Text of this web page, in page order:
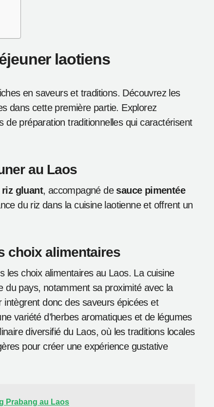
laotiens
en saveurs et traditions. Découvrez les
dans cette première partie. Explorez
préparation traditionnelles qui caractérisent
au Laos
riz gluant, accompagné de sauce pimentée
du riz dans la cuisine laotienne et offrent un
choix alimentaires
les choix alimentaires au Laos. La cuisine
du pays, notamment sa proximité avec la
donc des saveurs épicées et
variété d’herbes aromatiques et de légumes
diversifié du Laos, où les traditions locales
pour créer une expérience gustative
Prabang au Laos